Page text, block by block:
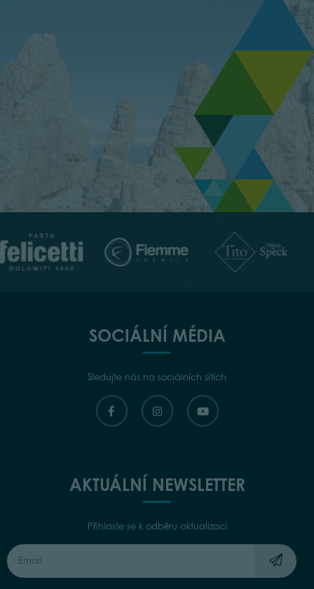
SOCIÁLNÍ MÉDIA
Sledujte nás na sociálních sítích
AKTUÁLNÍ NEWSLETTER
Přihlaste se k odběru aktualizací